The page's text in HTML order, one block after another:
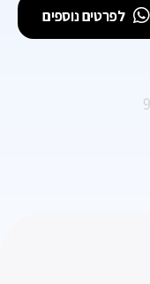
לפרטים נוספים